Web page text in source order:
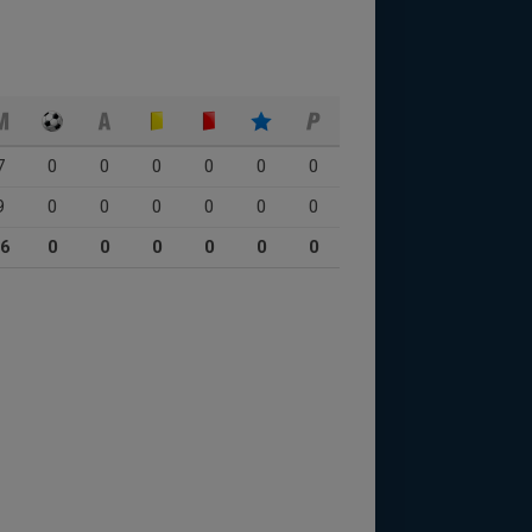
0 0 0 0 0
0
0 0 0 0 0
0
0 0 0 0 0 0